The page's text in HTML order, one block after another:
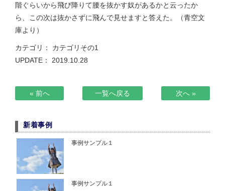
階ぐらいから飛び降りて腰を抜かす奴があるかと云ったか
ら、この次は抜かさずに飛んで見せますと答えた。（青空文
庫より）
カテゴリ： カテゴリその1
UPDATE： 2019.10.28
« 前へ 一覧へ戻る 次へ »
新着事例
事例サンプル１
事例サンプル１